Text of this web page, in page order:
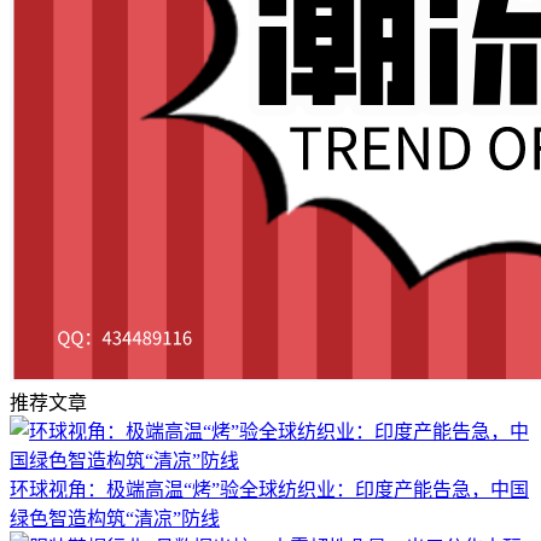
推荐文章
环球视角：极端高温“烤”验全球纺织业：印度产能告急，中国
绿色智造构筑“清凉”防线